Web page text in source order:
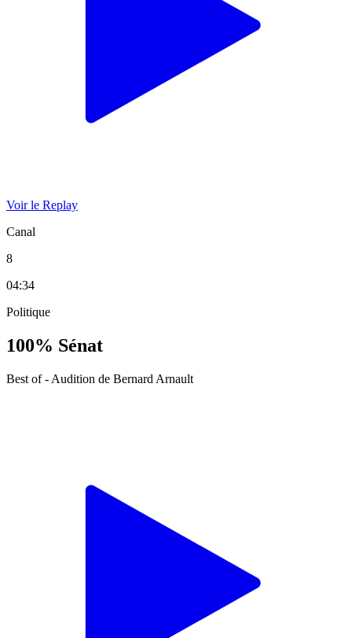
Voir le Replay
Canal
8
04:34
Politique
100% Sénat
Best of - Audition de Bernard Arnault